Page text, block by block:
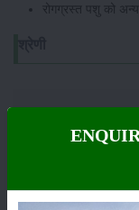
रोगग्रस्त पशु को